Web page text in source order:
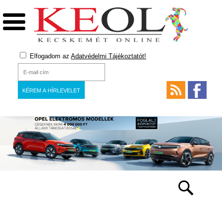
Elfogadom az Adatvédelmi Tájékoztatót!